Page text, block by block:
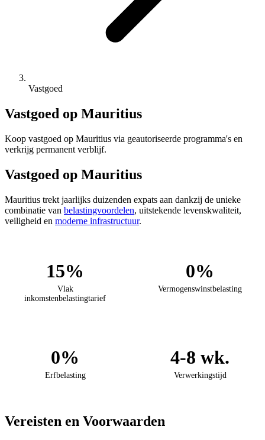
Vastgoed
Vastgoed op Mauritius
Koop vastgoed op Mauritius via geautoriseerde programma's en
verkrijg permanent verblijf.
Vastgoed op Mauritius
Mauritius trekt jaarlijks duizenden expats aan dankzij de unieke
combinatie van belastingvoordelen, uitstekende levenskwaliteit,
veiligheid en moderne infrastructuur.
15%
Vlak
inkomstenbelastingtarief
0%
Vermogenswinstbelasting
0%
Erfbelasting
4-8 wk.
Verwerkingstijd
Vereisten en Voorwaarden